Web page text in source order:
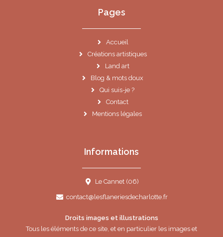
Pages
Accueil
Créations artistiques
Land art
Blog & mots doux
Qui suis-je ?
Contact
Mentions légales
Informations
Le Cannet (06)
contact@lesflaneriesdecharlotte.fr
Droits images et illustrations
Tous les éléments de ce site, et en particulier les images et